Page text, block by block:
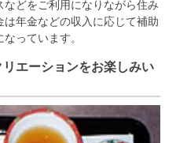
どをご利用になりながら住み
年金などの収入に応じて補助
っています。
エーションをお楽しみい